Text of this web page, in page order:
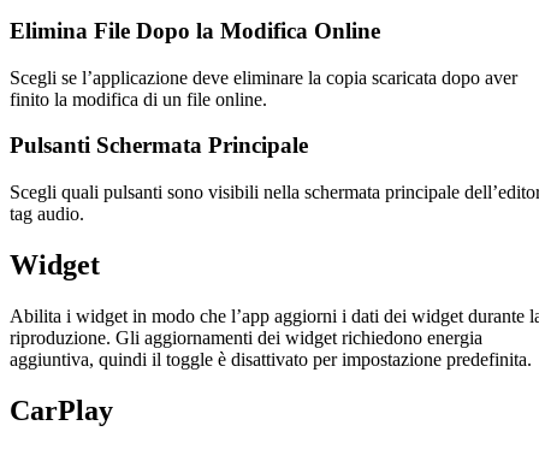
Elimina File Dopo la Modifica Online
Scegli se l’applicazione deve eliminare la copia scaricata dopo aver
finito la modifica di un file online.
Pulsanti Schermata Principale
Scegli quali pulsanti sono visibili nella schermata principale
tag audio.
Widget
Abilita i widget in modo che l’app aggiorni i dati dei widget durante
riproduzione. Gli aggiornamenti dei widget richiedono energia
aggiuntiva, quindi il toggle è disattivato per impostazione predefinita.
CarPlay